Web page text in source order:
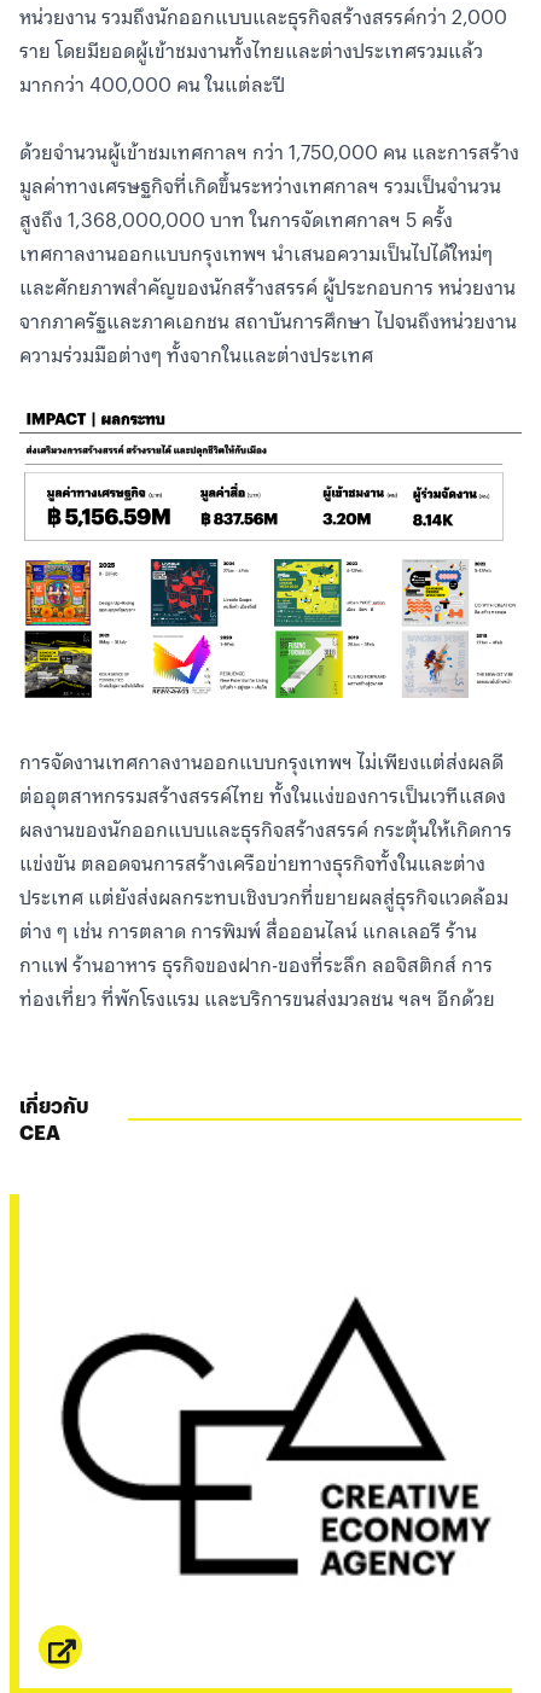
หน่วยงาน รวมถึงนักออกแบบและธุรกิจสร้างสรรค์กว่า 2,000
ราย โดยมียอดผู้เข้าชมงานทั้งไทยและต่างประเทศรวมแล้ว
มากกว่า 400,000 คน ในแต่ละปี
ด้วยจำนวนผู้เข้าชมเทศกาลฯ กว่า 1,750,000 คน และการสร้าง
มูลค่าทางเศรษฐกิจที่เกิดขึ้นระหว่างเทศกาลฯ รวมเป็นจำนวน
สูงถึง 1,368,000,000 บาท ในการจัดเทศกาลฯ 5 ครั้ง
เทศกาลงานออกแบบกรุงเทพฯ นำเสนอความเป็นไปได้ใหม่ๆ
และศักยภาพสำคัญของนักสร้างสรรค์ ผู้ประกอบการ หน่วยงาน
จากภาครัฐและภาคเอกชน สถาบันการศึกษา ไปจนถึงหน่วยงาน
ความร่วมมือต่างๆ ทั้งจากในและต่างประเทศ
การจัดงานเทศกาลงานออกแบบกรุงเทพฯ ไม่เพียงแต่ส่งผลดี
ต่ออุตสาหกรรมสร้างสรรค์ไทย ทั้งในแง่ของการเป็นเวทีแสดง
ผลงานของนักออกแบบและธุรกิจสร้างสรรค์ กระตุ้นให้เกิดการ
แข่งขัน ตลอดจนการสร้างเครือข่ายทางธุรกิจทั้งในและต่าง
ประเทศ แต่ยังส่งผลกระทบเชิงบวกที่ขยายผลสู่ธุรกิจแวดล้อม
ต่าง ๆ เช่น การตลาด การพิมพ์ สื่อออนไลน์ แกลเลอรี ร้าน
กาแฟ ร้านอาหาร ธุรกิจของฝาก-ของที่ระลึก ลอจิสติกส์ การ
ท่องเที่ยว ที่พักโรงแรม และบริการขนส่งมวลชน ฯลฯ อีกด้วย
เกี่ยวกับ
CEA